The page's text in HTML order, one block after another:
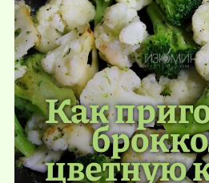
Как
цветную